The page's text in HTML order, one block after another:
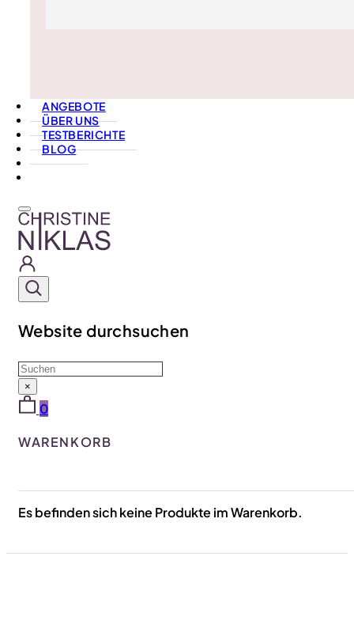
ANGEBOTE
ÜBER UNS
TESTBERICHTE
BLOG
Website durchsuchen
Suchen
×
0
WARENKORB
Es befinden sich keine Produkte im Warenkorb.